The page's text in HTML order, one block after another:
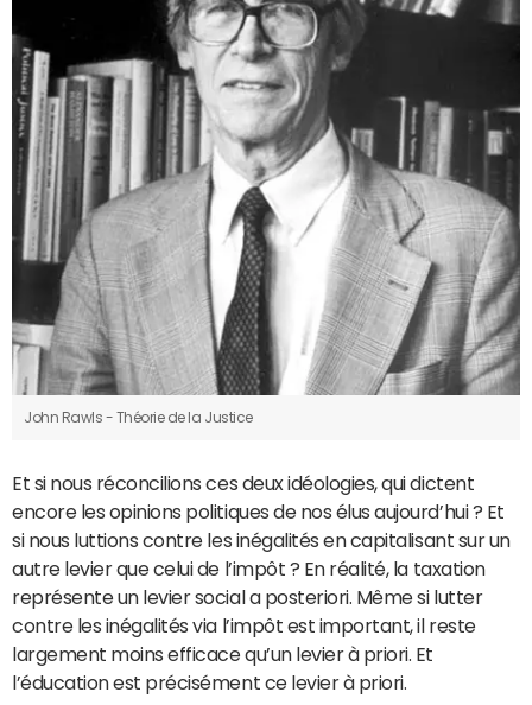
John Rawls - Théorie de la Justice
Et si nous réconcilions ces deux idéologies, qui dictent
encore les opinions politiques de nos élus aujourd’hui ? Et
si nous luttions contre les inégalités en capitalisant sur un
autre levier que celui de l’impôt ? En réalité, la taxation
représente un levier social a posteriori. Même si lutter
contre les inégalités via l’impôt est important, il reste
largement moins efficace qu’un levier à priori. Et
l’éducation est précisément ce levier à priori.